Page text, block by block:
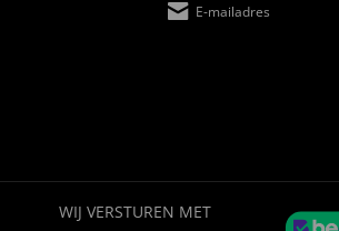
E-mailadres
WIJ VERSTUREN MET